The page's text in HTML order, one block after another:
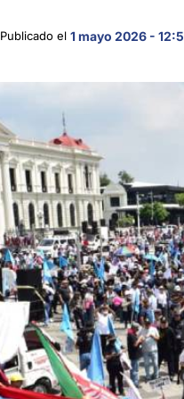
Publicado el 1 mayo 2026 -